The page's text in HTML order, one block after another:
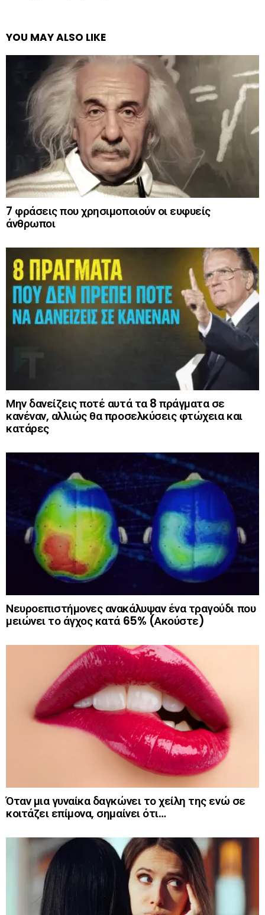
YOU MAY ALSO LIKE
7 φράσεις που χρησιμοποιούν οι ευφυείς
άνθρωποι
Μην δανείζεις ποτέ αυτά τα 8 πράγματα σε
κανέναν, αλλιώς θα προσελκύσεις φτώχεια και
κατάρες
Νευροεπιστήμονες ανακάλυψαν ένα τραγούδι που
μειώνει το άγχος κατά 65% (Ακούστε)
Όταν μια γυναίκα δαγκώνει το χείλη της ενώ σε
κοιτάζει επίμονα, σημαίνει ότι…